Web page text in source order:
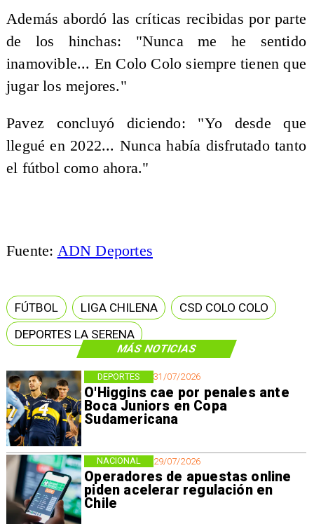
MÁS NOTICIAS
31/07/2026
O'Higgins cae por penales ante
Boca Juniors en Copa
Sudamericana
DEPORTES
29/07/2026
Operadores de apuestas online
piden acelerar regulación en
Chile
NACIONAL
Además abordó las críticas recibidas por parte
de los hinchas: "Nunca me he sentido
inamovible... En Colo Colo siempre tienen que
jugar los mejores."
Pavez concluyó diciendo: "Yo desde que
llegué en 2022... Nunca había disfrutado tanto
el fútbol como ahora."
Fuente: ADN Deportes
FÚTBOL LIGA CHILENA
CSD COLO COLO
DEPORTES LA SERENA